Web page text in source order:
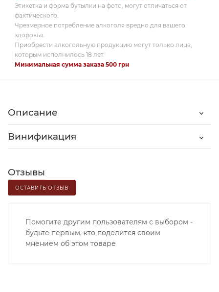
Этикетка и форма бутылки на фото, могут отличаться от
фактического.
Чрезмерное потребление алкоголя вредно для вашего
здоровья.
Приобрести алкогольную продукцию могут только лица,
которым исполнилось 18 лет.
Минимальная сумма заказа 500 грн
Описание
Винификация
Отзывы
ОСТАВИТЬ ОТЗЫВ
Помогите другим пользователям с выбором -
будьте первым, кто поделится своим
мнением об этом товаре